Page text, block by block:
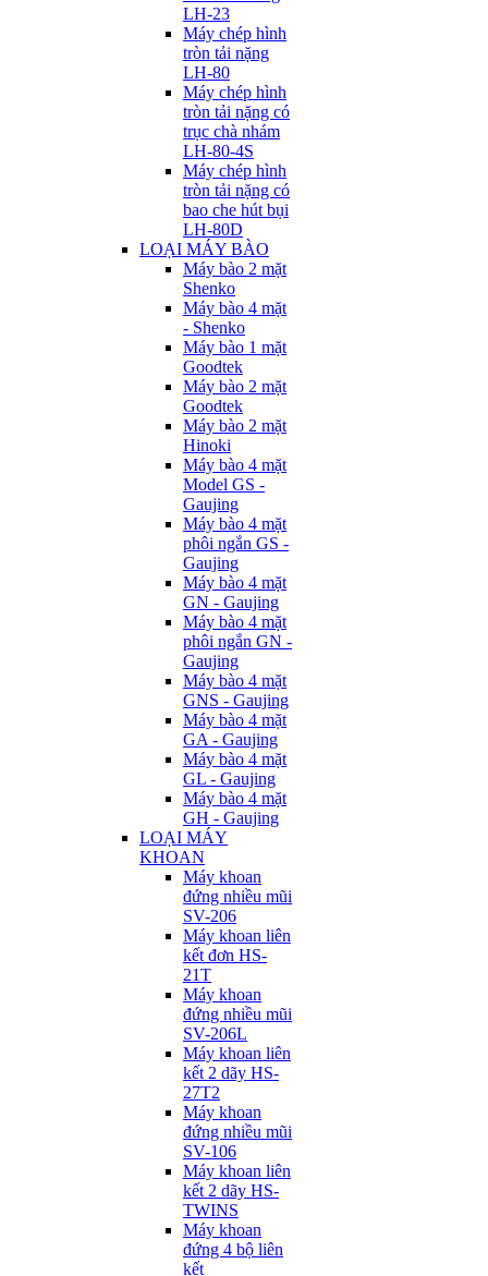
LH-23
Máy chép hình
tròn tải nặng
LH-80
Máy chép hình
tròn tải nặng có
trục chà nhám
LH-80-4S
Máy chép hình
tròn tải nặng có
bao che hút bụi
LH-80D
LOẠI MÁY BÀO
Máy bào 2 mặt
Shenko
Máy bào 4 mặt
- Shenko
Máy bào 1 mặt
Goodtek
Máy bào 2 mặt
Goodtek
Máy bào 2 mặt
Hinoki
Máy bào 4 mặt
Model GS -
Gaujing
Máy bào 4 mặt
phôi ngắn GS -
Gaujing
Máy bào 4 mặt
GN - Gaujing
Máy bào 4 mặt
phôi ngắn GN -
Gaujing
Máy bào 4 mặt
GNS - Gaujing
Máy bào 4 mặt
GA - Gaujing
Máy bào 4 mặt
GL - Gaujing
Máy bào 4 mặt
GH - Gaujing
LOẠI MÁY
KHOAN
Máy khoan
đứng nhiều mũi
SV-206
Máy khoan liên
kết đơn HS-
21T
Máy khoan
đứng nhiều mũi
SV-206L
Máy khoan liên
kết 2 dãy HS-
27T2
Máy khoan
đứng nhiều mũi
SV-106
Máy khoan liên
kết 2 dãy HS-
TWINS
Máy khoan
đứng 4 bộ liên
kết